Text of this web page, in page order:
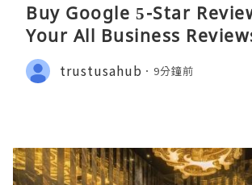
Buy Google 5-Star
Your All Business
trustusahub 9分鐘前